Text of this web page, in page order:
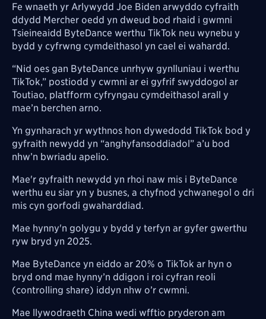
Fe wnaeth yr Arlywydd Joe Biden arwyddo cyfraith
ddydd Mercher oedd yn dweud bod rhaid i gwmni
Tsieineaidd ByteDance werthu TikTok neu wynebu y
bydd y cyfrwng cymdeithasol yn cael ei wahardd.
“Nid oes gan ByteDance unrhyw gynlluniau i werthu
TikTok,” postiodd y cwmni ar ei gyfrif swyddogol ar
Toutiao, platfform cyfryngau cymdeithasol arall y
mae’n berchen arno.
Yn gynharach yr wythnos hon dywedodd TikTok bod y
gyfraith newydd yn “anghyfansoddiadol” a’u bod
nhw’n bwriadu apelio.
Mae'r gyfraith newydd yn rhoi naw mis i ByteDance
werthu eu siar yn y busnes, a chyfnod ychwanegol o dri
mis cyn gorfodi gwaharddiad.
Mae hynny'n golygu y bydd y terfyn ar gyfer gwerthu
ryw bryd yn 2025.
Mae ByteDance yn eiddo ar 20% o TikTok ar hyn o
bryd ond mae hynny’n ddigon i roi cyfran reoli
(controlling share) iddyn nhw o’r cwmni.
Mae llywodraeth China wedi wfftio pryderon am